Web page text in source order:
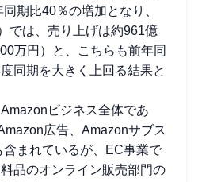
期比40％の増加となり、
では、売り上げは約961億
万円）と、こちらも前年同
同期を大きく上回る結果と
ビジネス全体であ
広告、Amazonサブス
含まれているが、EC事業で
品のオンライン販売部門の